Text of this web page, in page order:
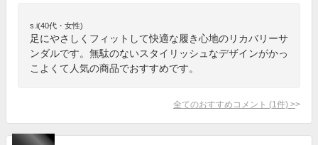
s.i(40代・女性)
足にやさしくフィットして快適な履き心地のリカバリーサ
ンダルです。無駄のないスタイリッシュなデザインがかっ
こよくて人気の商品でおすすめです。
全てのおすすめコメント (1 件) >